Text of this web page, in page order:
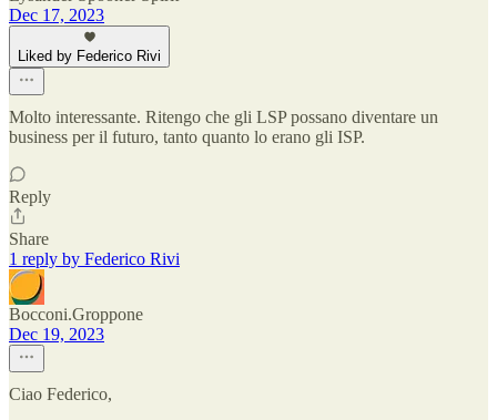
Dec 17, 2023
Liked by Federico Rivi
Molto interessante. Ritengo che gli LSP possano diventare un
business per il futuro, tanto quanto lo erano gli ISP.
Reply
Share
1 reply by Federico Rivi
Bocconi.Groppone
Dec 19, 2023
Ciao Federico,